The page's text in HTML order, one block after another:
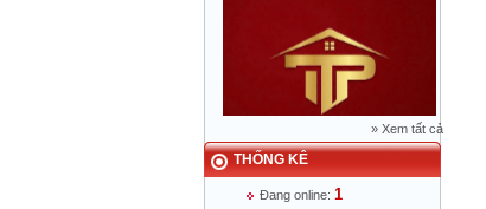
Mr Phạm Đức Thuận - Giám Đốc - 0904
788 622
» Xem tất cả
THỐNG KÊ
Đang online: 1